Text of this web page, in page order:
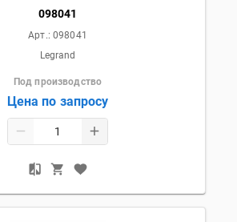
098041
Арт.: 098041
Legrand
Под производство
Цена по запросу